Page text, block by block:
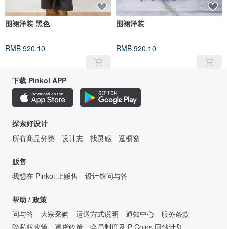
围裙洋装 黑色
RMB 920.10
围裙洋装
RMB 920.10
下载 Pinkoi APP
探索好设计
所有商品分类
设计志 找灵感 逛橱窗
贩售
我想在 Pinkoi 上贩售
设计馆问与答
帮助 / 政策
问与答
大宗采购 运送方式说明 通知中心
服务条款
隐私权政策
退货政策 会员制度及 P Coins 回馈计划